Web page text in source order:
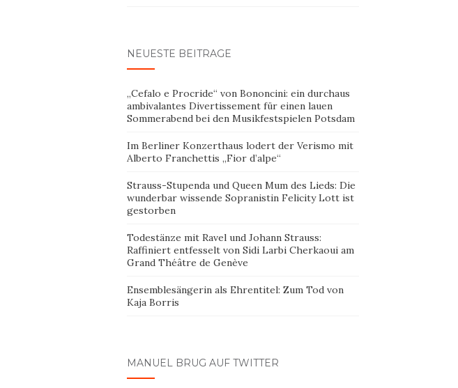
NEUESTE BEITRÄGE
„Cefalo e Procride“ von Bononcini: ein durchaus
ambivalantes Divertissement für einen lauen
Sommerabend bei den Musikfestspielen Potsdam
Im Berliner Konzerthaus lodert der Verismo mit
Alberto Franchettis „Fior d’alpe“
Strauss-Stupenda und Queen Mum des Lieds: Die
wunderbar wissende Sopranistin Felicity Lott ist
gestorben
Todestänze mit Ravel und Johann Strauss:
Raffiniert entfesselt von Sidi Larbi Cherkaoui am
Grand Théâtre de Genève
Ensemblesängerin als Ehrentitel: Zum Tod von
Kaja Borris
MANUEL BRUG AUF TWITTER